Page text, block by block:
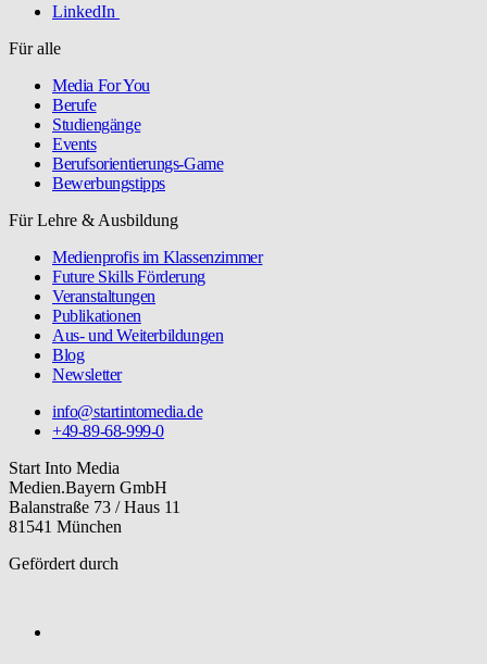
LinkedIn
Für alle
Media For You
Berufe
Studiengänge
Events
Berufsorientierungs-Game
Bewerbungstipps
Für Lehre & Ausbildung
Medienprofis im Klassenzimmer
Future Skills Förderung
Veranstaltungen
Publikationen
Aus- und Weiterbildungen
Blog
Newsletter
info@startintomedia.de
+49-89-68-999-0
Start Into Media
Medien.Bayern GmbH
Balanstraße 73 / Haus 11
81541 München
Gefördert durch